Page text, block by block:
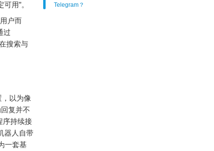
Telegram？
用”。
户而
过
搜索与
以为像
复并不
序持续接
器人自带
一套基